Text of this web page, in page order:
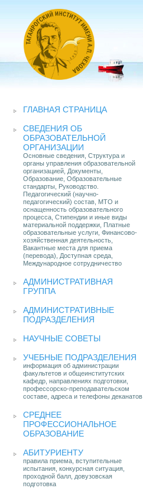
ГЛАВНАЯ СТРАНИЦА
СВЕДЕНИЯ ОБ
ОБРАЗОВАТЕЛЬНОЙ
ОРГАНИЗАЦИИ
Основные сведения, Структура и
органы управления образовательной
организацией, Документы,
Образование, Образовательные
стандарты, Руководство.
Педагогический (научно-
педагогический) состав, МТО и
оснащенность образовательного
процесса, Стипендии и иные виды
материальной поддержки, Платные
образовательные услуги, Финансово-
хозяйственная деятельность,
Вакантные места для приема
(перевода), Доступная среда,
Международное сотрудничество
АДМИНИСТРАТИВНАЯ
ГРУППА
АДМИНИСТРАТИВНЫЕ
ПОДРАЗДЕЛЕНИЯ
НАУЧНЫЕ СОВЕТЫ
УЧЕБНЫЕ ПОДРАЗДЕЛЕНИЯ
информация об администрации
факультетов и общеинститутских
кафедр, направлениях подготовки,
профессорско-преподавательском
составе, адреса и телефоны деканатов
СРЕДНЕЕ
ПРОФЕССИОНАЛЬНОЕ
ОБРАЗОВАНИЕ
АБИТУРИЕНТУ
правила приема, вступительные
испытания, конкурсная ситуация,
проходной балл, довузовская
подготовка